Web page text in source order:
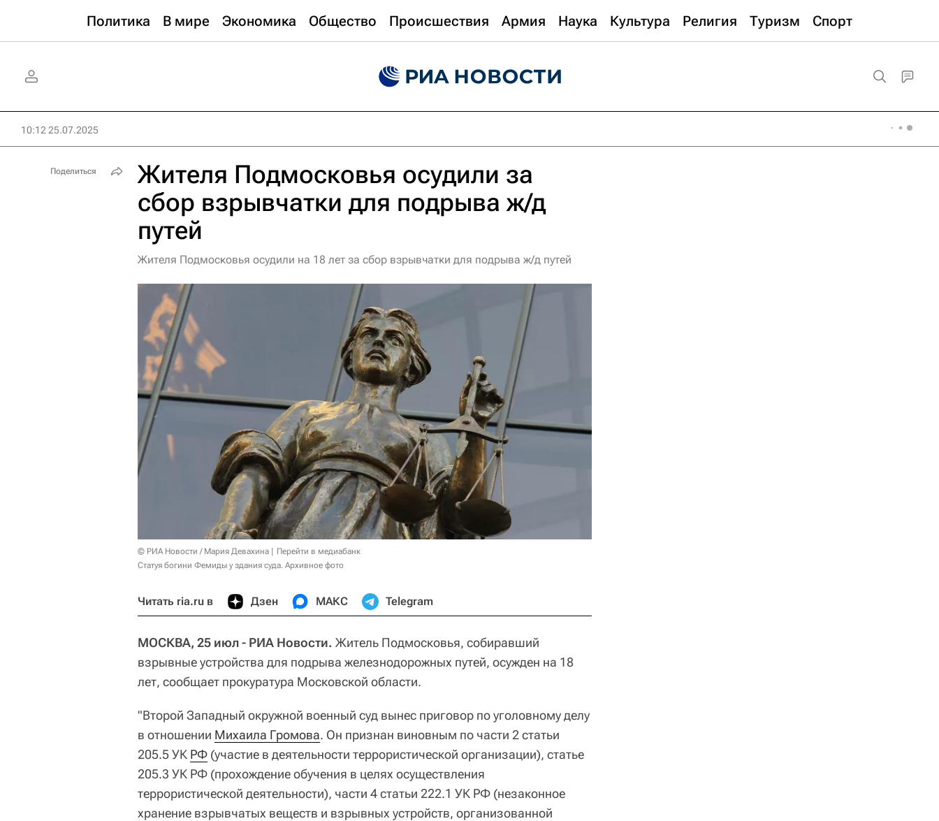
Политика В мире Экономика Общество Происшествия Армия Наука Культура Религия Туризм Спорт
10:12 25.07.2025
Жителя Подмосковья осудили за
сбор взрывчатки для подрыва ж/д
путей
Жителя Подмосковья осудили на 18 лет за сбор взрывчатки для подрыва ж/д путей
© РИА Новости / Мария Девахина
Перейти в медиабанк
Статуя богини Фемиды у здания суда. Архивное фото
Читать ria.ru в Дзен МАКС Telegram
МОСКВА, 25 июл - РИА Новости. Житель Подмосковья, собиравший
взрывные устройства для подрыва железнодорожных путей, осужден на 18
лет, сообщает прокуратура Московской области.
"Второй Западный окружной военный суд вынес приговор по уголовному делу
в отношении Михаила Громова. Он признан виновным по части 2 статьи
205.5 УК РФ (участие в деятельности террористической организации), статье
205.3 УК РФ (прохождение обучения в целях осуществления
террористической деятельности), части 4 статьи 222.1 УК РФ (незаконное
хранение взрывчатых веществ и взрывных устройств, организованной
Поделиться